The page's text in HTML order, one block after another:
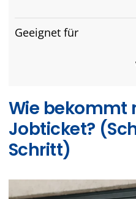
Geeignet für
Wie bekommt
Jobticket?
Schritt)